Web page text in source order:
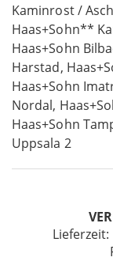
Kaminrost /
Haas+Sohn**
Haas+Sohn
Harstad,
Haas+Sohn
Nordal,
Haas+Sohn
Uppsala 2
Lieferzeit:
gallery
to
the
beginning
of
the
images
gallery